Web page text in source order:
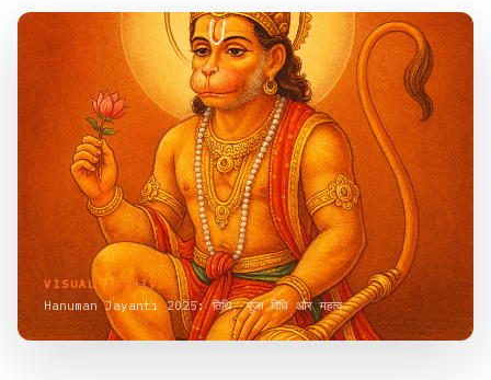
VISUAL ARCHIVE
Hanuman Jayanti 2025: तिथि, पूजा विधि और महत्व